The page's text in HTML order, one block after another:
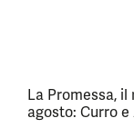
La Promessa,
agosto: Curro